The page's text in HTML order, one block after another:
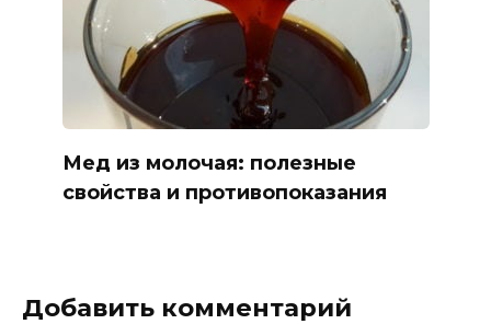
Мед из молочая: полезные
свойства и противопоказания
Добавить комментарий